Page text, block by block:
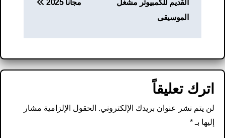
القديم للكمبيوتر مشغل
الموسيقى
مجانا 2025
اترك تعليقاً
لن يتم نشر عنوان بريدك الإلكتروني. الحقول الإلزامية مشار
إليها بـ*